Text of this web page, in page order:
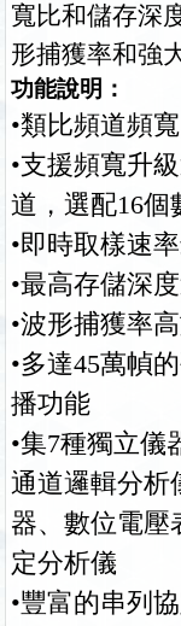
寬比和儲存深
形捕獲率和強
功能說明：
•類比頻道頻
•支援頻寬升
道，選配16個
•即時取樣速
•最高存儲深
•波形捕獲率
•多達45萬幀
播功能
•集7種獨立儀
通道邏輯分析
器、數位電壓
定分析儀
•豐富的串列